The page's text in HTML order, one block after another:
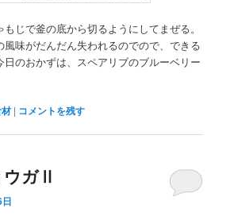
じで釜の底から切るようにしてまぜる。
味がだんだん失われるのでので、できる
日のおかずは、スペアリブのブルーベリー
| コメントを残す
ウガⅡ